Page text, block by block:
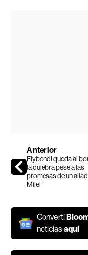
Anterior
Flybondi queda al
la quiebra pese a las
promesas de un
Milei
Convertí
noticiasaquí